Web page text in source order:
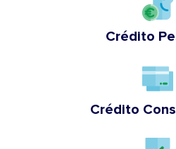
Crédito
Crédito